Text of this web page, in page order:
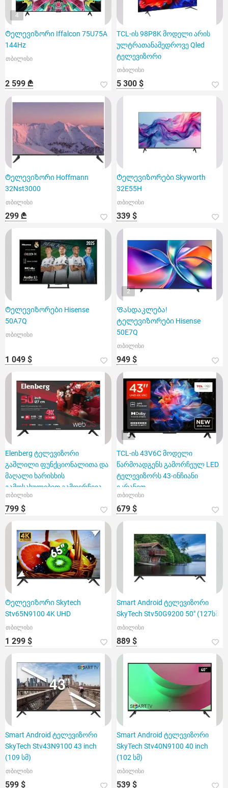
4
Ტელევიზორი Iffalcon 75U75A
144Hz
თბილისი
2 599 ₾
TCL-ის 98P8K მოდელი არის
ულტრათანამედროვე Qled
ტელევიზორი
თბილისი
5 300 $
Ტელევიზორი Hoffmann
32Nst3000
თბილისი
299 ₾
Ტელევიზორები Skyworth
32E55H
თბილისი
339 $
Ტელევიზორები Hisense
50A7Q
თბილისი
1 049 $
2
Ფასდაკლება!
ტელევიზორები Hisense
50E7Q
თბილისი
949 $
Elenberg ტელევიზორი
გაშლილი ფუნქციონალითა და
მაღალი ხარისხის
გამოსახულებით გამოირჩევა
თბილისი
799 $
4
TCL-ის 43V6C მოდელი
წარმოადგენს გამორჩეულ LED
ტელევიზორს 43-ინჩიანი
ეკრანით
თბილისი
679 $
Ტელევიზორი Skytech
Stv65N9100 4K UHD
თბილისი
1 299 $
Smart Android ტელევიზორი
SkyTech Stv50G9200 50" (127სმ)
თბილისი
889 $
Smart Android ტელევიზორი
SkyTech Stv43N9100 43 inch
(109 სმ)
თბილისი
599 $
Smart Android ტელევიზორი
SkyTech Stv40N9100 40 inch
(102 სმ)
თბილისი
539 $